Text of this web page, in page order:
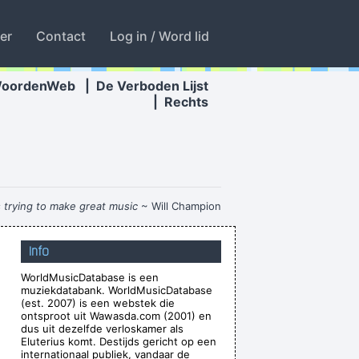
Contact Log in / Word lid
De Verboden Lijst
Rechts
to make great music ~ Will Champion
Ces't le ton qui fait la music~ Rue Rapide
in between are doors
Television That Says It All~ Larry Mullen
best band in the world~ Noel Gallagher
Excuse me while I kiss the sky~ Jimi Hendrix
love? I really need to learn.~ Bee Gees
Info
WorldMusicDatabase is een
muziekdatabank. WorldMusicDatabase
(est. 2007) is een webstek die
ontsproot uit Wawasda.com (2001) en
dus uit dezelfde verloskamer als
Eluterius komt. Destijds gericht op een
internationaal publiek, vandaar de